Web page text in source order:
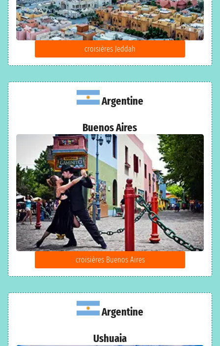
croisières Jeddah
Argentine
Buenos Aires
croisières Buenos Aires
Argentine
Ushuaia